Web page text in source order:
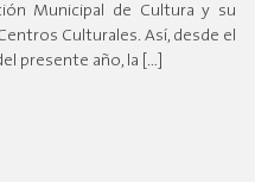
Municipal de Cultura y su
Culturales. Así, desde el
presente año, la […]